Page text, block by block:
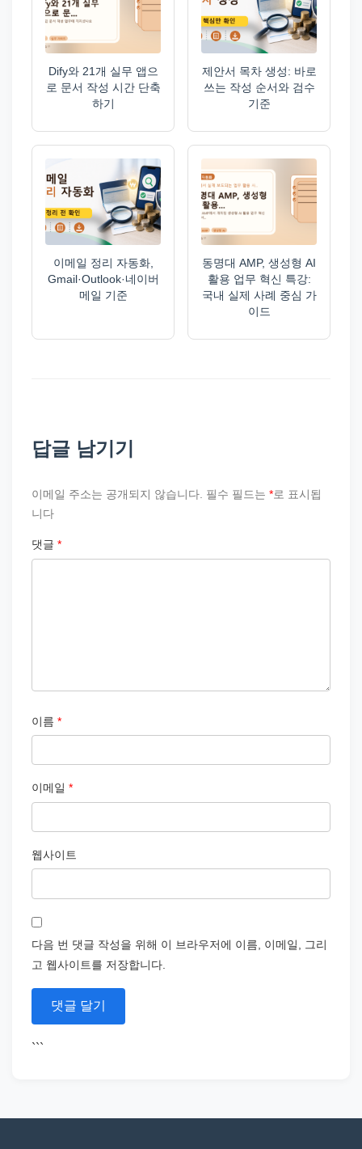
Dify와 21개 실무 앱으
로 문서 작성 시간 단축
하기
제안서 목차 생성: 바로
쓰는 작성 순서와 검수
기준
이메일 정리 자동화,
Gmail·Outlook·네이버
메일 기준
동명대 AMP, 생성형 AI
활용 업무 혁신 특강:
국내 실제 사례 중심 가
이드
답글 남기기
이메일 주소는 공개되지 않습니다. 필수 필드는 *로 표시됩
니다
댓글 *
이름 *
이메일 *
웹사이트
다음 번 댓글 작성을 위해 이 브라우저에 이름, 이메일, 그리
고 웹사이트를 저장합니다.
```